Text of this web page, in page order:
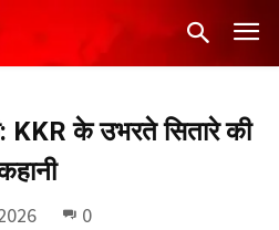
KKR के उभरते सितारे की
0